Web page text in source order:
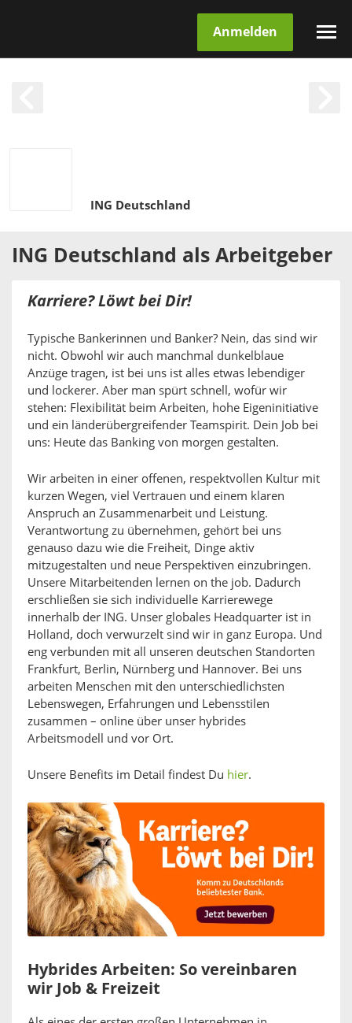
Anmelden
ING Deutschland
ING Deutschland als Arbeitgeber
Karriere? Löwt bei Dir!
Typische Bankerinnen und Banker? Nein, das sind wir
nicht. Obwohl wir auch manchmal dunkelblaue
Anzüge tragen, ist bei uns ist alles etwas lebendiger
und lockerer. Aber man spürt schnell, wofür wir
stehen: Flexibilität beim Arbeiten, hohe Eigeninitiative
und ein länderübergreifender Teamspirit. Dein Job bei
uns: Heute das Banking von morgen gestalten.
Wir arbeiten in einer offenen, respektvollen Kultur mit
kurzen Wegen, viel Vertrauen und einem klaren
Anspruch an Zusammenarbeit und Leistung.
Verantwortung zu übernehmen, gehört bei uns
genauso dazu wie die Freiheit, Dinge aktiv
mitzugestalten und neue Perspektiven einzubringen.
Unsere Mitarbeitenden lernen on the job. Dadurch
erschließen sie sich individuelle Karrierewege
innerhalb der ING. Unser globales Headquarter ist in
Holland, doch verwurzelt sind wir in ganz Europa. Und
eng verbunden mit all unseren deutschen Standorten
Frankfurt, Berlin, Nürnberg und Hannover. Bei uns
arbeiten Menschen mit den unterschiedlichsten
Lebenswegen, Erfahrungen und Lebensstilen
zusammen – online über unser hybrides
Arbeitsmodell und vor Ort.
Unsere Benefits im Detail findest Du hier.
Hybrides Arbeiten: So vereinbaren
wir Job & Freizeit